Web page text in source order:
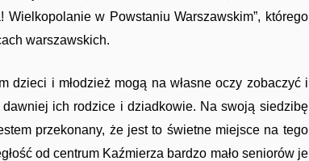
w Powstaniu Warszawskim”, którego
warszawskich.
i młodzież mogą na własne oczy zobaczyć i
ich rodzice i dziadkowie. Na swoją siedzibę
przekonany, że jest to świetne miejsce na tego
od centrum Kaźmierza bardzo mało seniorów je